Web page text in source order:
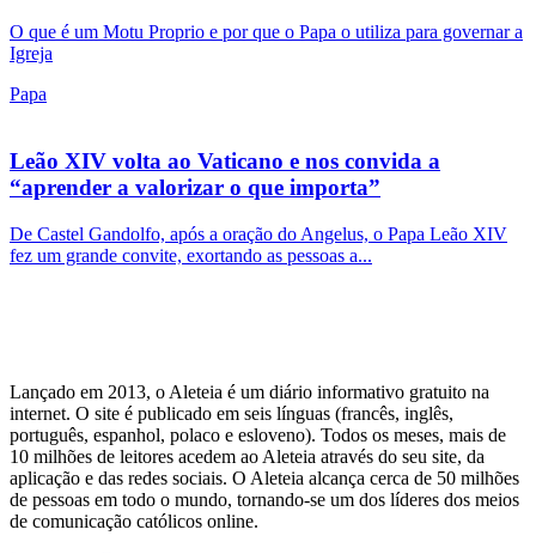
O que é um Motu Proprio e por que o Papa o utiliza para governar a
Igreja
Papa
Leão XIV volta ao Vaticano e nos convida a
“aprender a valorizar o que importa”
De Castel Gandolfo, após a oração do Angelus, o Papa Leão XIV
fez um grande convite, exortando as pessoas a...
Lançado em 2013, o Aleteia é um diário informativo gratuito na
internet. O site é publicado em seis línguas (francês, inglês,
português, espanhol, polaco e esloveno). Todos os meses, mais de
10 milhões de leitores acedem ao Aleteia através do seu site, da
aplicação e das redes sociais. O Aleteia alcança cerca de 50 milhões
de pessoas em todo o mundo, tornando-se um dos líderes dos meios
de comunicação católicos online.